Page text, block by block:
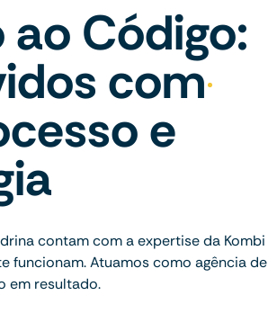
Código:
com
e
contam com a expertise da Kombi
funcionam. Atuamos como agência de
em resultado.